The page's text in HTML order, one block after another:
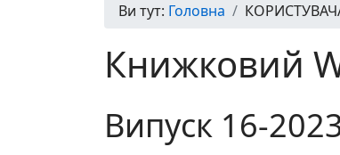
Ви тут: Головна
Книжковий
Випуск 16-